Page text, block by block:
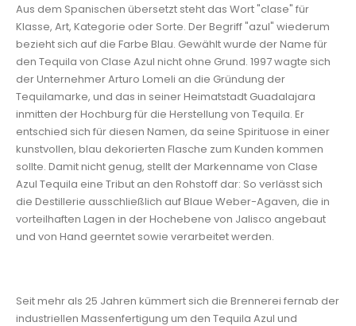
Aus dem Spanischen übersetzt steht das Wort "clase" für
Klasse, Art, Kategorie oder Sorte. Der Begriff "azul" wiederum
bezieht sich auf die Farbe Blau. Gewählt wurde der Name für
den Tequila von Clase Azul nicht ohne Grund. 1997 wagte sich
der Unternehmer Arturo Lomeli an die Gründung der
Tequilamarke, und das in seiner Heimatstadt Guadalajara
inmitten der Hochburg für die Herstellung von Tequila. Er
entschied sich für diesen Namen, da seine Spirituose in einer
kunstvollen, blau dekorierten Flasche zum Kunden kommen
sollte. Damit nicht genug, stellt der Markenname von Clase
Azul Tequila eine Tribut an den Rohstoff dar: So verlässt sich
die Destillerie ausschließlich auf Blaue Weber-Agaven, die in
vorteilhaften Lagen in der Hochebene von Jalisco angebaut
und von Hand geerntet sowie verarbeitet werden.
Seit mehr als 25 Jahren kümmert sich die Brennerei fernab der
industriellen Massenfertigung um den Tequila Azul und